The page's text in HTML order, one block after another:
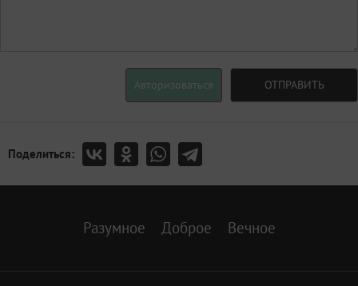
Авторизоваться ОТПРАВИТЬ
Поделиться:
Разумное Доброе Вечное